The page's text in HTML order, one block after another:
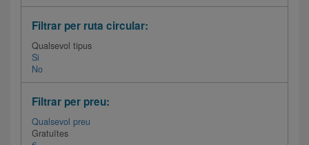
Filtrar per ruta circular:
Qualsevol tipus
Si
No
Filtrar per preu:
Qualsevol preu
Gratuïtes